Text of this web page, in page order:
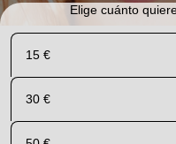
Elige cuánto
15 €
30 €